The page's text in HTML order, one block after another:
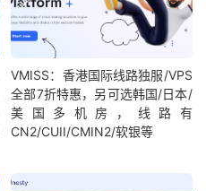
VMISS：香港国际线路独服/VPS
全部7折特惠，另可选韩国/日本/
美国多机房，线路有
CN2/CUII/CMIN2/软银等